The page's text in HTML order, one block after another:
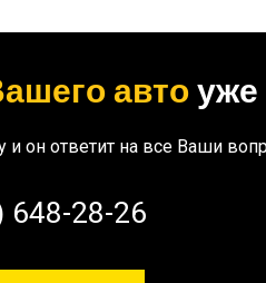
автоуже
и он ответит на все Ваши
648-28-26